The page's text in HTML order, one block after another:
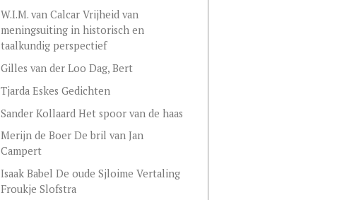
W.I.M. van Calcar Vrijheid van
meningsuiting in historisch en
taalkundig perspectief
Gilles van der Loo Dag, Bert
Tjarda Eskes Gedichten
Sander Kollaard Het spoor van de haas
Merijn de Boer De bril van Jan
Campert
Isaak Babel De oude Sjloime Vertaling
Froukje Slofstra